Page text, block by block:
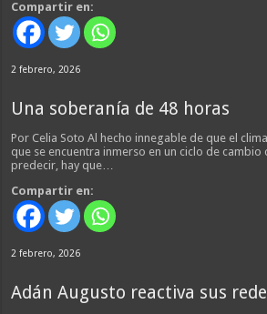
Compartir en:
2 febrero, 2026
Una soberanía de 48 horas
Por Celia Soto Al hecho innegable de que el
que se encuentra inmerso en un ciclo de
predecir, hay que…
Compartir en:
2 febrero, 2026
Adán Augusto reactiva sus